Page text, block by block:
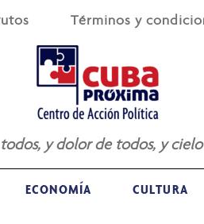
Términos y
y dolor de todos, y
ECONOMÍA CULTURA